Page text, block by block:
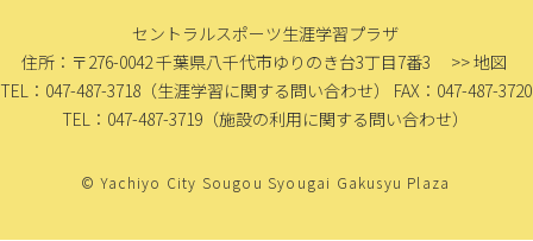
セントラルスポーツ生涯学習プラザ
住所：〒276-0042千葉県八千代市ゆりのき台3丁目7番3
>> 地図
TEL：047-487-3718（生涯学習に関する問い合わせ） FAX：047-487-3720
TEL：047-487-3719 （施設の利用に関する問い合わせ）
© Yachiyo City Sougou Syougai Gakusyu Plaza